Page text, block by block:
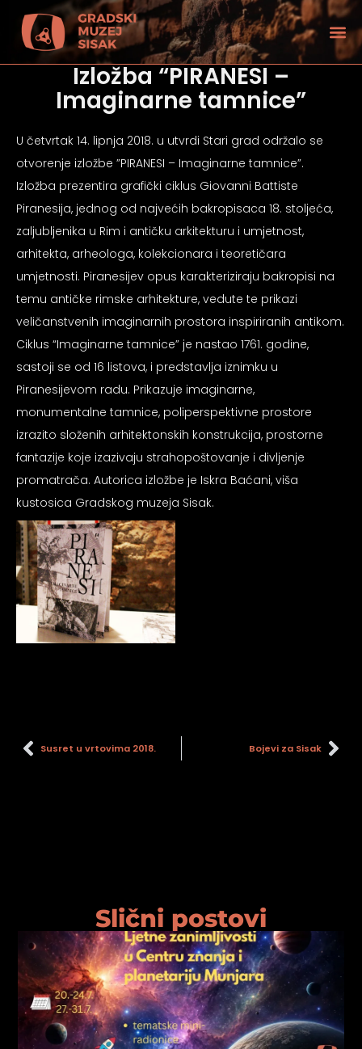
Izložba “PIRANESI –
Imaginarne tamnice”
U četvrtak 14. lipnja 2018. u utvrdi Stari grad održalo se
otvorenje izložbe ”PIRANESI – Imaginarne tamnice”.
Izložba prezentira grafički ciklus Giovanni Battiste
Piranesija, jednog od najvećih bakropisaca 18. stoljeća,
zaljubljenika u Rim i antičku arkitekturu i umjetnost,
arhitekta, arheologa, kolekcionara i teoretičara
umjetnosti. Piranesijev opus karakteriziraju bakropisi na
temu antičke rimske arhitekture, vedute te prikazi
veličanstvenih imaginarnih prostora inspiriranih antikom.
Ciklus “Imaginarne tamnice” je nastao 1761. godine,
sastoji se od 16 listova, i predstavlja iznimku u
Piranesijevom radu. Prikazuje imaginarne,
monumentalne tamnice, poliperspektivne prostore
izrazito složenih arhitektonskih konstrukcija, prostorne
fantazije koje izazivaju strahopoštovanje i divljenje
promatrača. Autorica izložbe je Iskra Baćani, viša
kustosica Gradskog muzeja Sisak.
Susret u vrtovima 2018. Bojevi za Sisak
Slični postovi
vida